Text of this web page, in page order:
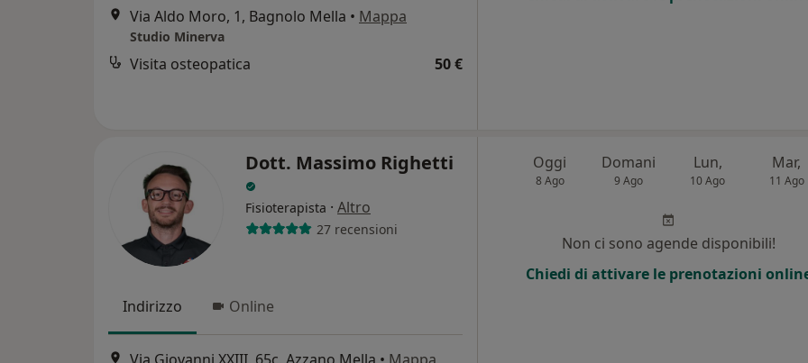
Via Aldo Moro, 1, Bagnolo Mella • Mappa
Studio Minerva
Visita osteopatica 50 €
Dott. Massimo Righetti
Fisioterapista · Altro
27 recensioni
Indirizzo Online
Oggi
8 Ago
Domani
9 Ago
Lun,
10 Ago
Mar,
11 Ago
Non ci sono agende disponibili!
Chiedi di attivare le prenotazioni